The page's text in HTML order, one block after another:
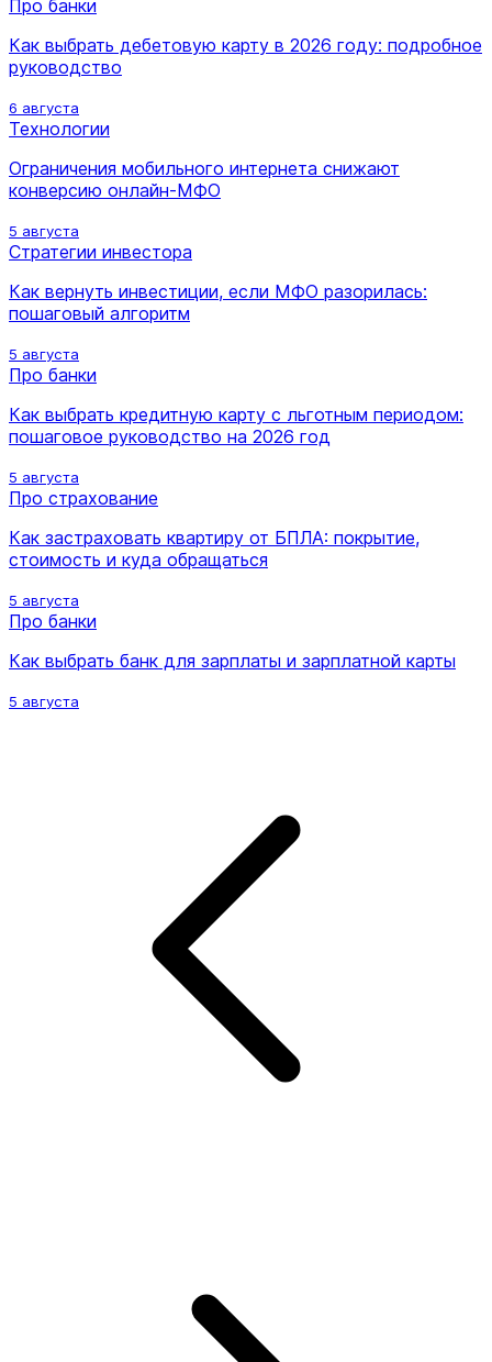
Про банки
Как выбрать дебетовую карту в 2026 году: подробное
руководство
6 августа
Технологии
Ограничения мобильного интернета снижают
конверсию онлайн-МФО
5 августа
Стратегии инвестора
Как вернуть инвестиции, если МФО разорилась:
пошаговый алгоритм
5 августа
Про банки
Как выбрать кредитную карту с льготным периодом:
пошаговое руководство на 2026 год
5 августа
Про страхование
Как застраховать квартиру от БПЛА: покрытие,
стоимость и куда обращаться
5 августа
Про банки
Как выбрать банк для зарплаты и зарплатной карты
5 августа